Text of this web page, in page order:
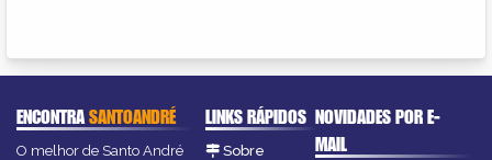
ENCONTRASANTOANDRÉ
O melhor de Santo André
LINKS RÁPIDOS
Sobre
NOVIDADES POR E-
MAIL